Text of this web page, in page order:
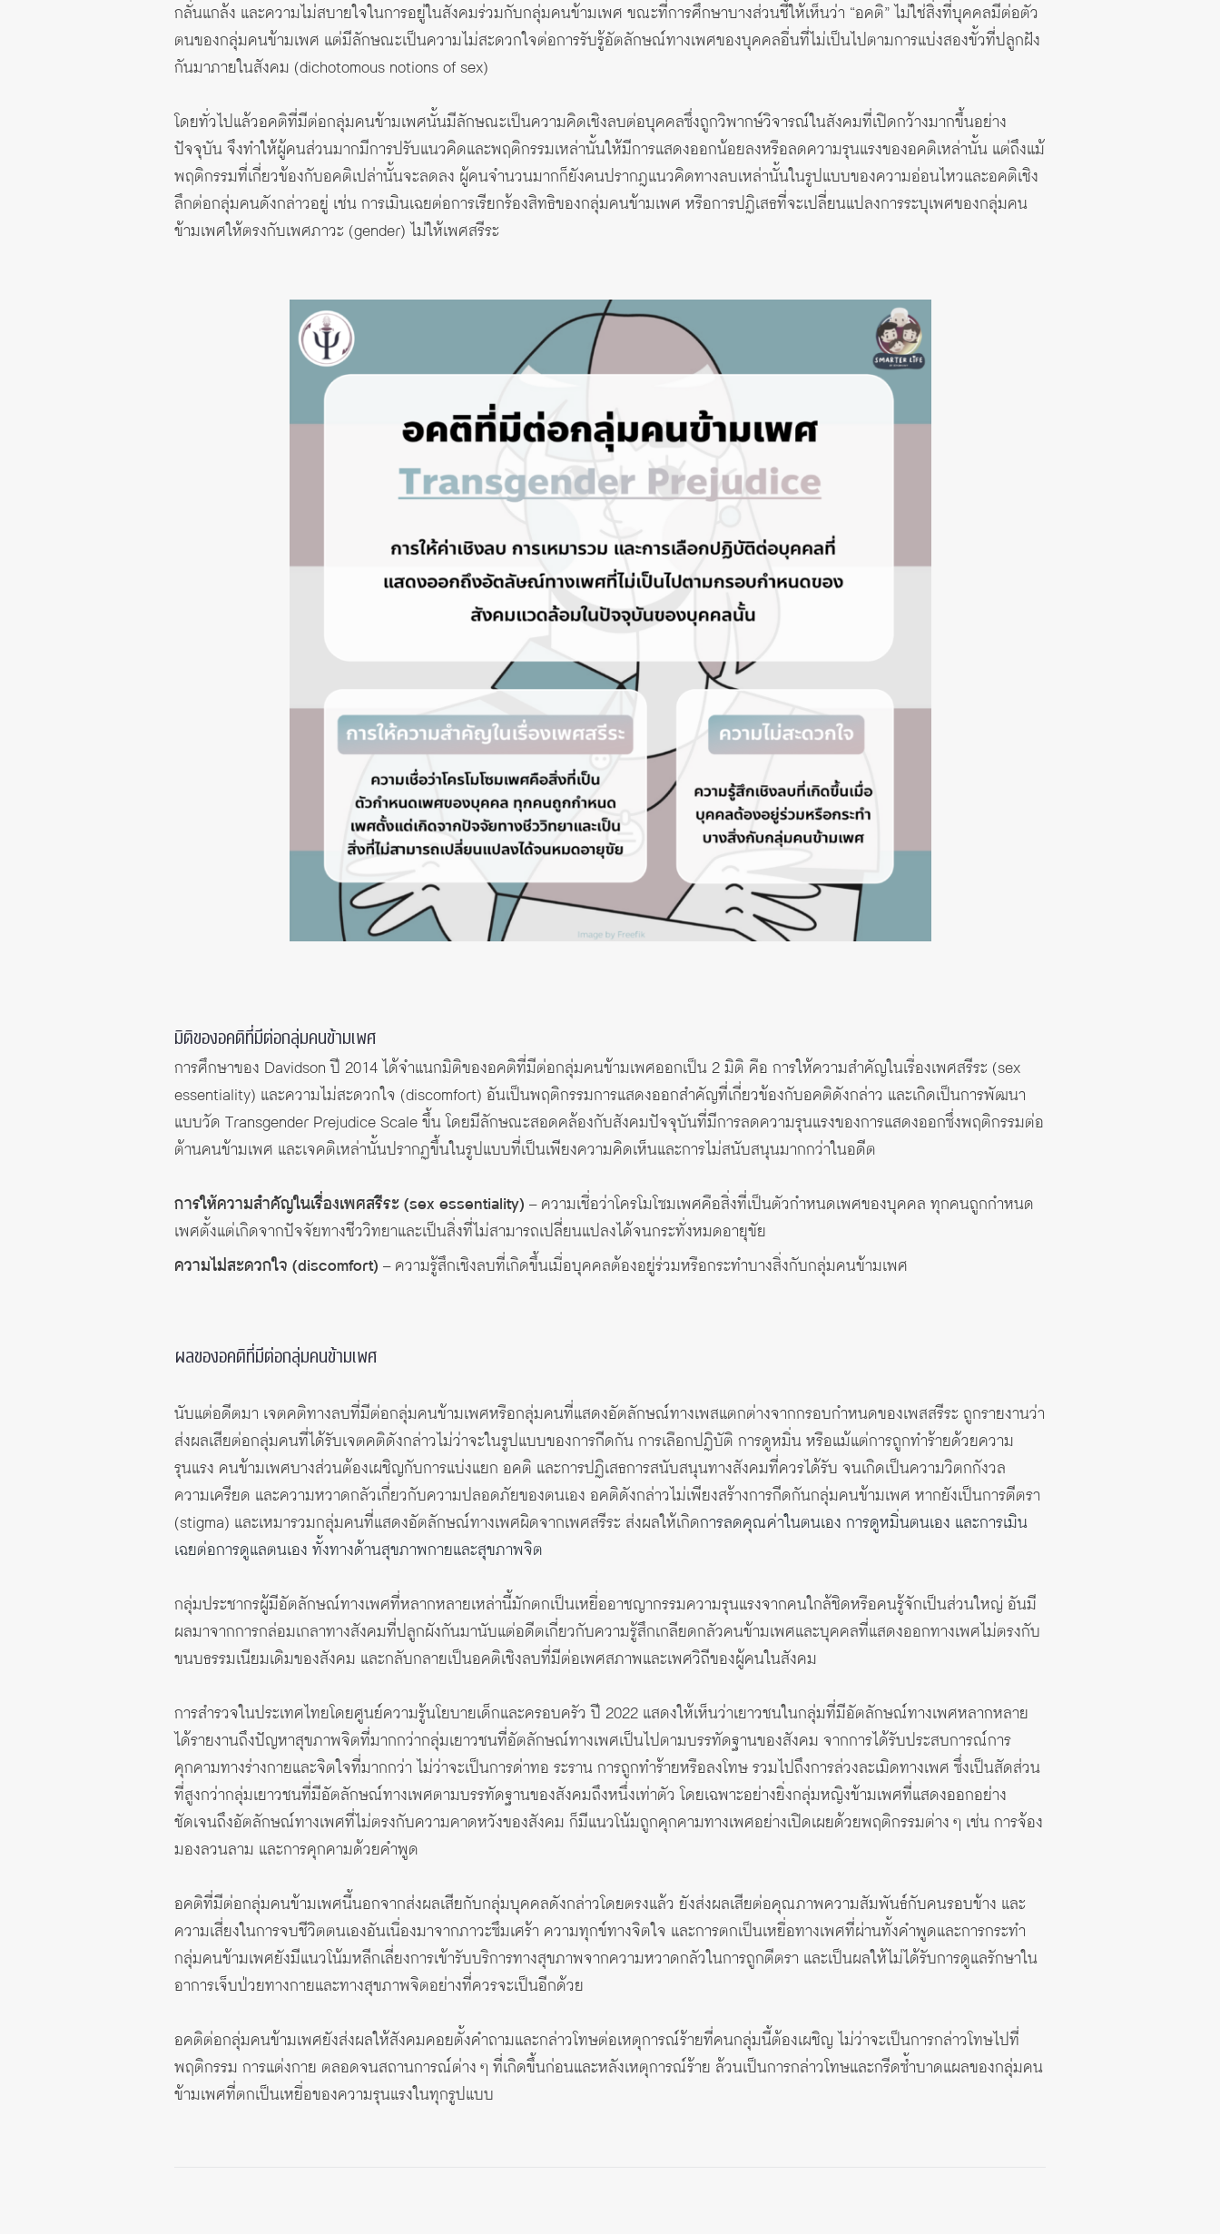
กลั่นแกล้ง และความไม่สบายใจในการอยู่ในสังคมร่วมกับกลุ่มคนข้ามเพศ ขณะที่การศึกษาบางส่วนชี้ให้เห็นว่า “อคติ” ไม่ใช่สิ่งที่บุคคลมีต่อตัว
ตนของกลุ่มคนข้ามเพศ แต่มีลักษณะเป็นความไม่สะดวกใจต่อการรับรู้อัตลักษณ์ทางเพศของบุคคลอื่นที่ไม่เป็นไปตามการแบ่งสองขั้วที่ปลูกฝัง
กันมาภายในสังคม (dichotomous notions of sex)
โดยทั่วไปแล้วอคติที่มีต่อกลุ่มคนข้ามเพศนั้นมีลักษณะเป็นความคิดเชิงลบต่อบุคคลซึ่งถูกวิพากษ์วิจารณ์ในสังคมที่เปิดกว้างมากขึ้นอย่าง
ปัจจุบัน จึงทำให้ผู้คนส่วนมากมีการปรับแนวคิดและพฤติกรรมเหล่านั้นให้มีการแสดงออกน้อยลงหรือลดความรุนแรงของอคติเหล่านั้น แต่ถึงแม้
พฤติกรรมที่เกี่ยวข้องกับอคติเปล่านั้นจะลดลง ผู้คนจำนวนมากก็ยังคนปรากฎแนวคิดทางลบเหล่านั้นในรูปแบบของความอ่อนไหวและอคติเชิง
ลึกต่อกลุ่มคนดังกล่าวอยู่ เช่น การเมินเฉยต่อการเรียกร้องสิทธิของกลุ่มคนข้ามเพศ หรือการปฏิเสธที่จะเปลี่ยนแปลงการระบุเพศของกลุ่มคน
ข้ามเพศให้ตรงกับเพศภาวะ (gender) ไม่ให้เพศสรีระ
มิติของอคติที่มีต่อกลุ่มคนข้ามเพศ
การศึกษาของ Davidson ปี 2014 ได้จำแนกมิติของอคติที่มีต่อกลุ่มคนข้ามเพศออกเป็น 2 มิติ คือ การให้ความสำคัญในเรื่องเพศสรีระ (sex
essentiality) และความไม่สะดวกใจ (discomfort) อันเป็นพฤติกรรมการแสดงออกสำคัญที่เกี่ยวข้องกับอคติดังกล่าว และเกิดเป็นการพัฒนา
แบบวัด Transgender Prejudice Scale ขึ้น โดยมีลักษณะสอดคล้องกับสังคมปัจจุบันที่มีการลดความรุนแรงของการแสดงออกซึ่งพฤติกรรมต่อ
ต้านคนข้ามเพศ และเจคติเหล่านั้นปรากฏขึ้นในรูปแบบที่เป็นเพียงความคิดเห็นและการไม่สนับสนุนมากกว่าในอดีต
การให้ความสำคัญในเรื่องเพศสรีระ (sex essentiality) – ความเชื่อว่าโครโมโซมเพศคือสิ่งที่เป็นตัวกำหนดเพศของบุคคล ทุกคนถูกกำหนด
เพศตั้งแต่เกิดจากปัจจัยทางชีววิทยาและเป็นสิ่งที่ไม่สามารถเปลี่ยนแปลงได้จนกระทั่งหมดอายุขัย
ความไม่สะดวกใจ (discomfort) – ความรู้สึกเชิงลบที่เกิดขึ้นเมื่อบุคคลต้องอยู่ร่วมหรือกระทำบางสิ่งกับกลุ่มคนข้ามเพศ
ผลของอคติที่มีต่อกลุ่มคนข้ามเพศ
นับแต่อดีตมา เจตคติทางลบที่มีต่อกลุ่มคนข้ามเพศหรือกลุ่มคนที่แสดงอัตลักษณ์ทางเพสแตกต่างจากกรอบกำหนดของเพสสรีระ ถูกรายงานว่า
ส่งผลเสียต่อกลุ่มคนที่ได้รับเจตคติดังกล่าวไม่ว่าจะในรูปแบบของการกีดกัน การเลือกปฏิบัติ การดูหมิ่น หรือแม้แต่การถูกทำร้ายด้วยความ
รุนแรง คนข้ามเพศบางส่วนต้องเผชิญกับการแบ่งแยก อคติ และการปฏิเสธการสนับสนุนทางสังคมที่ควรได้รับ จนเกิดเป็นความวิตกกังวล
ความเครียด และความหวาดกลัวเกี่ยวกับความปลอดภัยของตนเอง อคติดังกล่าวไม่เพียงสร้างการกีดกันกลุ่มคนข้ามเพศ หากยังเป็นการตีตรา
(stigma) และเหมารวมกลุ่มคนที่แสดงอัตลักษณ์ทางเพศผิดจากเพศสรีระ ส่งผลให้เกิดการลดคุณค่าในตนเอง การดูหมิ่นตนเอง และการเมิน
เฉยต่อการดูแลตนเอง ทั้งทางด้านสุขภาพกายและสุขภาพจิต
กลุ่มประชากรผู้มีอัตลักษณ์ทางเพศที่หลากหลายเหล่านี้มักตกเป็นเหยื่ออาชญากรรมความรุนแรงจากคนใกล้ชิดหรือคนรู้จักเป็นส่วนใหญ่ อันมี
ผลมาจากการกล่อมเกลาทางสังคมที่ปลูกผังกันมานับแต่อดีตเกี่ยวกับความรู้สึกเกลียดกลัวคนข้ามเพศและบุคคลที่แสดงออกทางเพศไม่ตรงกับ
ขนบธรรมเนียมเดิมของสังคม และกลับกลายเป็นอคติเชิงลบที่มีต่อเพศสภาพและเพศวิถีของผู้คนในสังคม
การสำรวจในประเทศไทยโดยศูนย์ความรู้นโยบายเด็กและครอบครัว ปี 2022 แสดงให้เห็นว่าเยาวชนในกลุ่มที่มีอัตลักษณ์ทางเพศหลากหลาย
ได้รายงานถึงปัญหาสุขภาพจิตที่มากกว่ากลุ่มเยาวชนที่อัตลักษณ์ทางเพศเป็นไปตามบรรทัดฐานของสังคม จากการได้รับประสบการณ์การ
คุกคามทางร่างกายและจิตใจที่มากกว่า ไม่ว่าจะเป็นการด่าทอ ระราน การถูกทำร้ายหรือลงโทษ รวมไปถึงการล่วงละเมิดทางเพศ ซึ่งเป็นสัดส่วน
ที่สูงกว่ากลุ่มเยาวชนที่มีอัตลักษณ์ทางเพศตามบรรทัดฐานของสังคมถึงหนึ่งเท่าตัว โดยเฉพาะอย่างยิ่งกลุ่มหญิงข้ามเพศที่แสดงออกอย่าง
ชัดเจนถึงอัตลักษณ์ทางเพศที่ไม่ตรงกับความคาดหวังของสังคม ก็มีแนวโน้มถูกคุกคามทางเพศอย่างเปิดเผยด้วยพฤติกรรมต่าง ๆ เช่น การจ้อง
มองลวนลาม และการคุกคามด้วยคำพูด
อคติที่มีต่อกลุ่มคนข้ามเพศนี้นอกจากส่งผลเสียกับกลุ่มบุคคลดังกล่าวโดยตรงแล้ว ยังส่งผลเสียต่อคุณภาพความสัมพันธ์กับคนรอบข้าง และ
ความเสี่ยงในการจบชีวิตตนเองอันเนื่องมาจากภาวะซึมเศร้า ความทุกข์ทางจิตใจ และการตกเป็นเหยื่อทางเพศที่ผ่านทั้งคำพูดและการกระทำ
กลุ่มคนข้ามเพศยังมีแนวโน้มหลีกเลี่ยงการเข้ารับบริการทางสุขภาพจากความหวาดกลัวในการถูกตีตรา และเป็นผลให้ไม่ได้รับการดูแลรักษาใน
อาการเจ็บป่วยทางกายและทางสุขภาพจิตอย่างที่ควรจะเป็นอีกด้วย
อคติต่อกลุ่มคนข้ามเพศยังส่งผลให้สังคมคอยตั้งคำถามและกล่าวโทษต่อเหตุการณ์ร้ายที่คนกลุ่มนี้ต้องเผชิญ ไม่ว่าจะเป็นการกล่าวโทษไปที่
พฤติกรรม การแต่งกาย ตลอดจนสถานการณ์ต่าง ๆ ที่เกิดขึ้นก่อนและหลังเหตุการณ์ร้าย ล้วนเป็นการกล่าวโทษและกรีดซ้ำบาดแผลของกลุ่มคน
ข้ามเพศที่ตกเป็นเหยื่อของความรุนแรงในทุกรูปแบบ